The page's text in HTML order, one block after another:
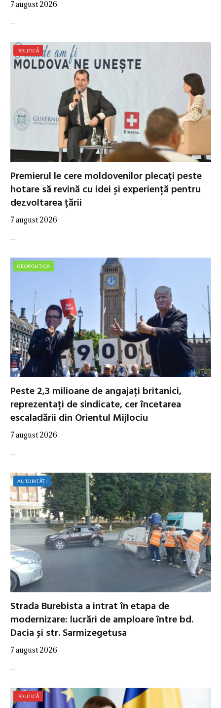
7 august 2026
…
POLITICĂ
Premierul le cere moldovenilor plecați peste
hotare să revină cu idei și experiență pentru
dezvoltarea țării
7 august 2026
…
GEOPOLITICA
Peste 2,3 milioane de angajați britanici,
reprezentați de sindicate, cer încetarea
escaladării din Orientul Mijlociu
7 august 2026
…
AUTORITĂȚI
Strada Burebista a intrat în etapa de
modernizare: lucrări de amploare între bd.
Dacia și str. Sarmizegetusa
7 august 2026
…
POLITICĂ